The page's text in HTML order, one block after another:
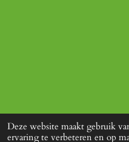
Deze website maakt gebruik
ervaring te verbeteren en op